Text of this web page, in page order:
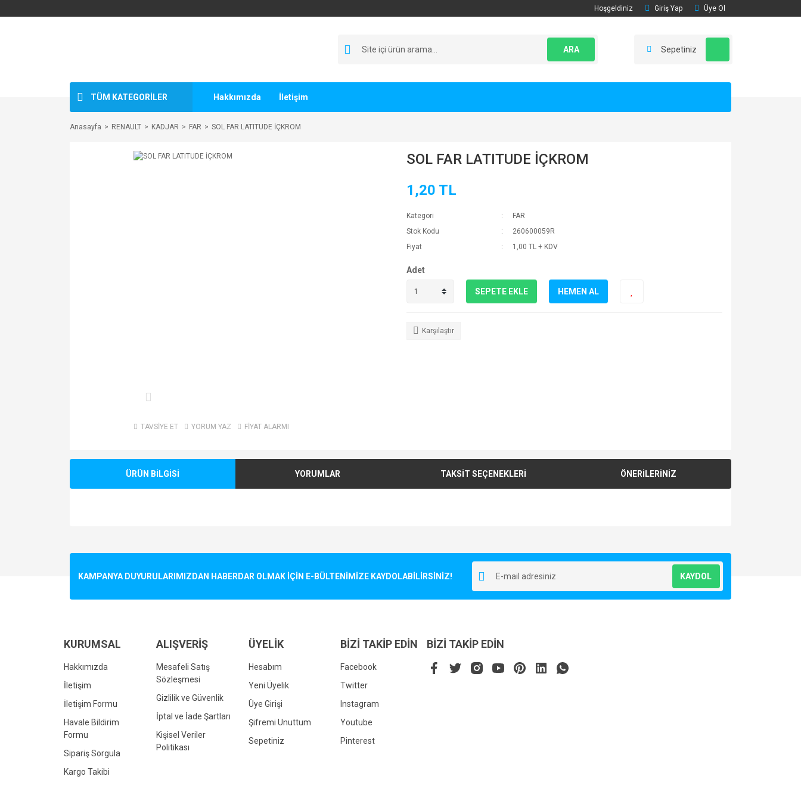
Hoşgeldiniz Giriş Yap Üye Ol
ARA Sepetiniz
TÜM KATEGORİLER Hakkımızda İletişim
Anasayfa RENAULT KADJAR FAR SOL FAR LATITUDE İÇKROM
TAVSİYE ET YORUM YAZ FİYAT ALARMI
SOL FAR LATITUDE İÇKROM
1,20 TL
Kategori
FAR
Stok Kodu
260600059R
Fiyat
1,00 TL + KDV
Adet
SEPETE EKLE HEMEN AL
Karşılaştır
ÜRÜN BİLGİSİ YORUMLAR TAKSİT SEÇENEKLERİ ÖNERİLERİNİZ
Ürün resmi kalitesiz, bozuk veya görüntülenemiyor.
Bu ürüne benzer farklı alternatifler olmalı.
KAMPANYA DUYURULARIMIZDAN HABERDAR OLMAK İÇİN E-BÜLTENİMİZE KAYDOLABİLİRSİNİZ! KAYDOL
KURUMSAL
Hakkımızda
İletişim
İletişim Formu
Havale Bildirim
Formu
Sipariş Sorgula
Kargo Takibi
ALIŞVERİŞ
Mesafeli Satış
Sözleşmesi
Gizlilik ve Güvenlik
İptal ve İade Şartları
Kişisel Veriler
Politikası
ÜYELİK
Hesabım
Yeni Üyelik
Üye Girişi
Şifremi Unuttum
Sepetiniz
BİZİ TAKİP EDİN
Facebook
Twitter
Instagram
Youtube
Pinterest
BİZİ TAKİP EDİN